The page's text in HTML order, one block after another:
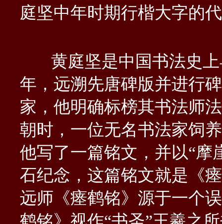
庭坚中年时期行楷大字的
黄庭坚是中国书法史上
年，远溯先唐碑版并进行
家，他明确标榜其书法师
朝时，一位无名书法家饲
他写了一篇铭文，并以“摩
石纪念，这篇铭文就是《
远师《瘗鹤铭》源于一个